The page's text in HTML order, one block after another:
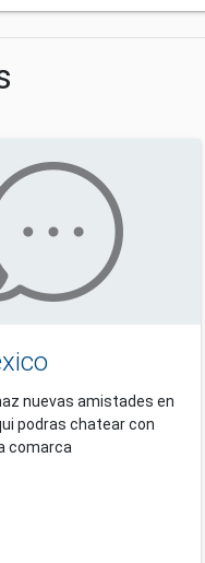
nuevas amistades en
podras chatear con
comarca